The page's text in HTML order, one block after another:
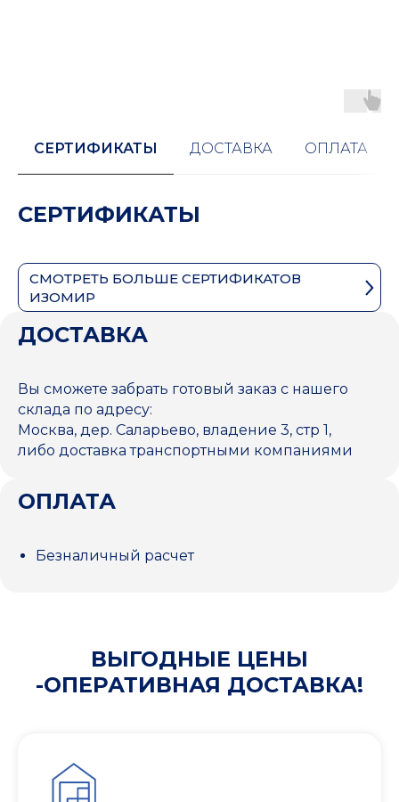
СЕРТИФИКАТЫ ДОСТАВКА ОПЛАТА
СЕРТИФИКАТЫ
СМОТРЕТЬ БОЛЬШЕ СЕРТИФИКАТОВ
ИЗОМИР
ДОСТАВКА
Вы сможете забрать готовый заказ с нашего
склада по адресу:
Москва, дер. Саларьево, владение 3, стр 1,
либо доставка транспортными компаниями
ОПЛАТА
Безналичный расчет
ВЫГОДНЫЕ ЦЕНЫ
-ОПЕРАТИВНАЯ ДОСТАВКА!